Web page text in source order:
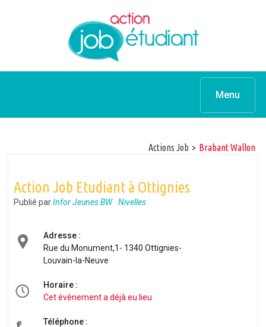
Menu
Actions Job > Brabant Wallon
Action Job Etudiant à Ottignies
Publié par Infor Jeunes BW · Nivelles
Adresse :
Rue du Monument,1- 1340 Ottignies-
Louvain-la-Neuve
Horaire :
Cet évènement a déjà eu lieu
Téléphone :